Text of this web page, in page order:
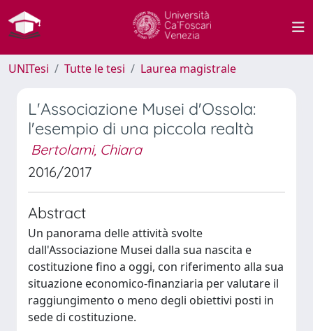
UNITesi Tutte le tesi Laurea magistrale
L'Associazione Musei d'Ossola:
l'esempio di una piccola realtà
Bertolami, Chiara
2016/2017
Abstract
Un panorama delle attività svolte
dall'Associazione Musei dalla sua nascita e
costituzione fino a oggi, con riferimento alla sua
situazione economico-finanziaria per valutare il
raggiungimento o meno degli obiettivi posti in
sede di costituzione.